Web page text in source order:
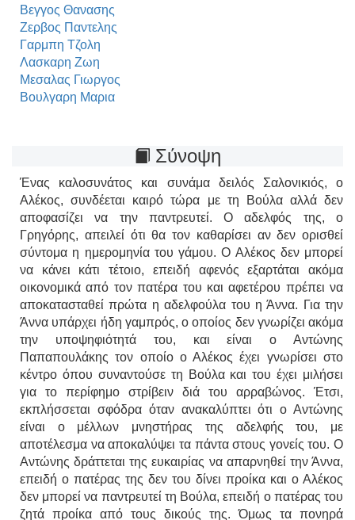
Βεγγος Θανασης
Ζερβος Παντελης
Γαρμπη Τζολη
Λασκαρη Ζωη
Μεσαλας Γιωργος
Βουλγαρη Μαρια
Σύνοψη
Ένας καλοσυνάτος και συνάμα δειλός Σαλονικιός, ο
Αλέκος, συνδέεται καιρό τώρα με τη Βούλα αλλά δεν
αποφασίζει να την παντρευτεί. Ο αδελφός της, ο
Γρηγόρης, απειλεί ότι θα τον καθαρίσει αν δεν ορισθεί
σύντομα η ημερομηνία του γάμου. Ο Αλέκος δεν μπορεί
να κάνει κάτι τέτοιο, επειδή αφενός εξαρτάται ακόμα
οικονομικά από τον πατέρα του και αφετέρου πρέπει να
αποκατασταθεί πρώτα η αδελφούλα του η Άννα. Για την
Άννα υπάρχει ήδη γαμπρός, ο οποίος δεν γνωρίζει ακόμα
την υποψηφιότητά του, και είναι ο Αντώνης
Παπαπουλάκης τον οποίο ο Αλέκος έχει γνωρίσει στο
κέντρο όπου συναντούσε τη Βούλα και του έχει μιλήσει
για το περίφημο στρίβειν διά του αρραβώνος. Έτσι,
εκπλήσσεται σφόδρα όταν ανακαλύπτει ότι ο Αντώνης
είναι ο μέλλων μνηστήρας της αδελφής του, με
αποτέλεσμα να αποκαλύψει τα πάντα στους γονείς του. Ο
Αντώνης δράττεται της ευκαιρίας να απαρνηθεί την Άννα,
επειδή ο πατέρας της δεν του δίνει προίκα και ο Αλέκος
δεν μπορεί να παντρευτεί τη Βούλα, επειδή ο πατέρας του
ζητά προίκα από τους δικούς της. Όμως τα πονηρά